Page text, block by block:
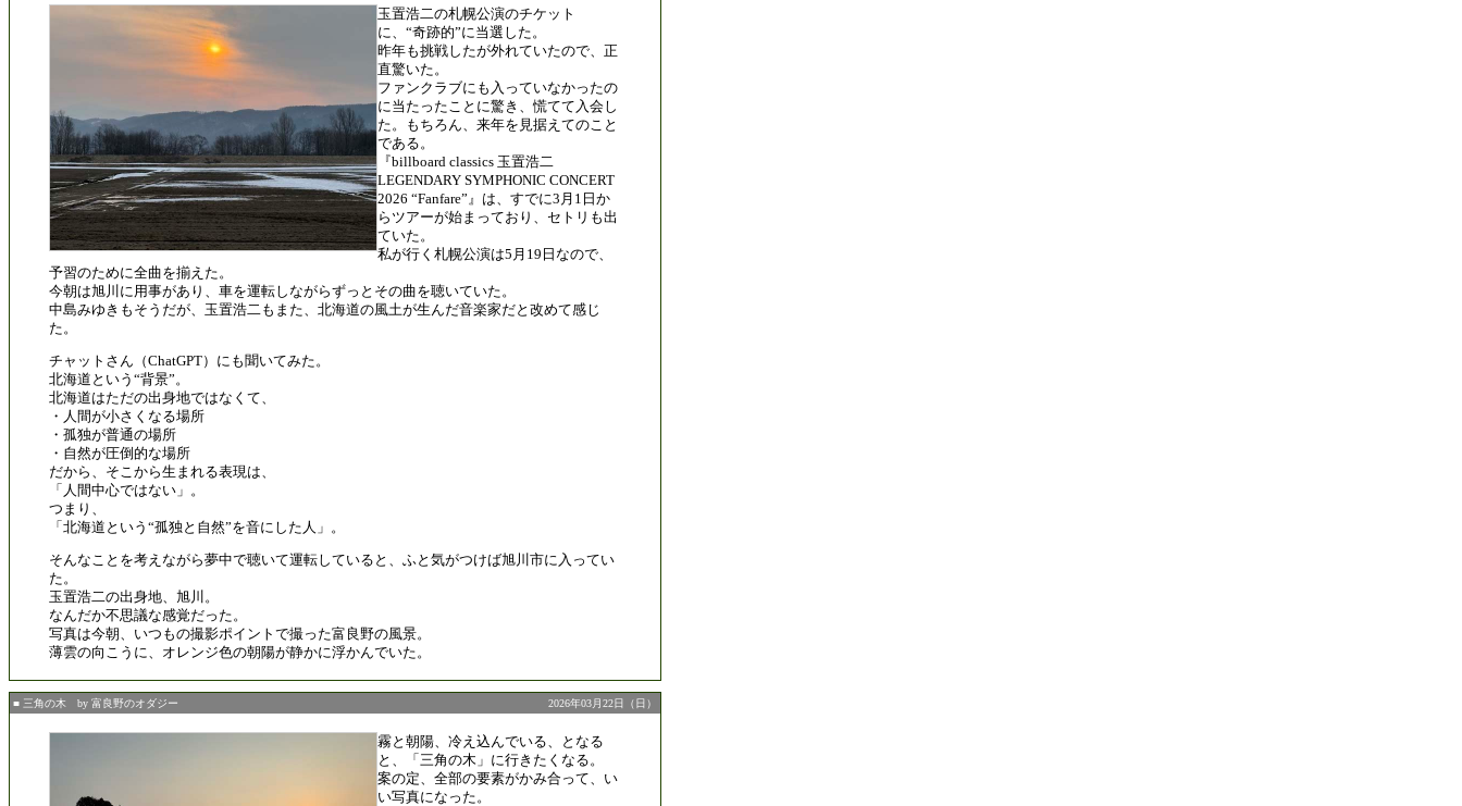
玉置浩二の札幌公演のチケット
に、“奇跡的”に当選した。
昨年も挑戦したが外れていたので、正
直驚いた。
ファンクラブにも入っていなかったの
に当たったことに驚き、慌てて入会し
た。もちろん、来年を見据えてのこと
である。
『billboard classics 玉置浩二
LEGENDARY SYMPHONIC CONCERT
2026 “Fanfare”』は、すでに3月1日か
らツアーが始まっており、セトリも出
ていた。
私が行く札幌公演は5月19日なので、
予習のために全曲を揃えた。
今朝は旭川に用事があり、車を運転しながらずっとその曲を聴いていた。
中島みゆきもそうだが、玉置浩二もまた、北海道の風土が生んだ音楽家だと改めて感じ
た。
チャットさん（ChatGPT）にも聞いてみた。
北海道という“背景”。
北海道はただの出身地ではなくて、
・人間が小さくなる場所
・孤独が普通の場所
・自然が圧倒的な場所
だから、そこから生まれる表現は、
「人間中心ではない」。
つまり、
「北海道という“孤独と自然”を音にした人」。
そんなことを考えながら夢中で聴いて運転していると、ふと気がつけば旭川市に入ってい
た。
玉置浩二の出身地、旭川。
なんだか不思議な感覚だった。
写真は今朝、いつもの撮影ポイントで撮った富良野の風景。
薄雲の向こうに、オレンジ色の朝陽が静かに浮かんでいた。
■ 三角の木 by 富良野のオダジー 2026年03月22日（日）
霧と朝陽、冷え込んでいる、となる
と、「三角の木」に行きたくなる。
案の定、全部の要素がかみ合って、い
い写真になった。